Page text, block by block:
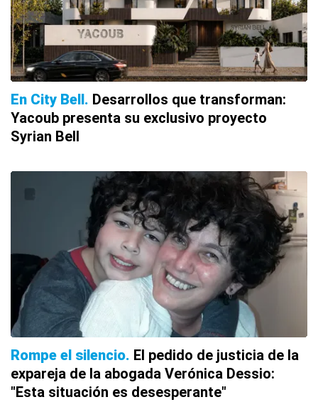
En City Bell Desarrollos que transforman:
Yacoub presenta su exclusivo proyecto
Syrian Bell
Rompe el silencio El pedido de justicia de la
expareja de la abogada Verónica Dessio:
"Esta situación es desesperante"